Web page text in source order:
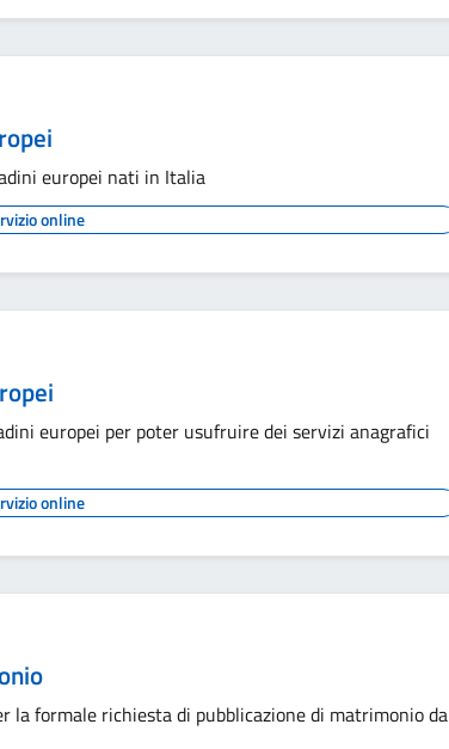
europei nati in Italia
online
europei per poter usufruire dei servizi anagrafici
online
la formale richiesta di pubblicazione di matrimonio da